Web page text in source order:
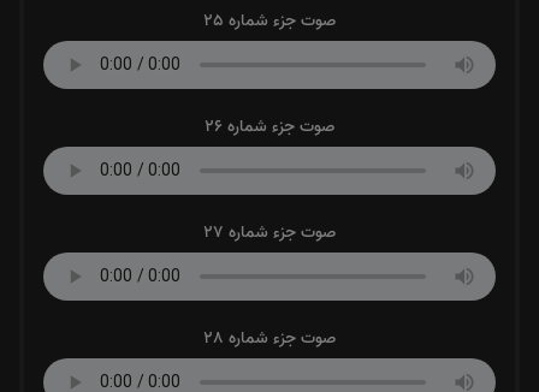
صوت جزء شماره 25
صوت جزء شماره 26
صوت جزء شماره 27
صوت جزء شماره 28